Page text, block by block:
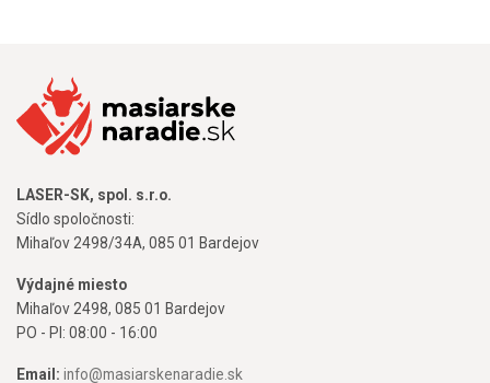
LASER-SK, spol. s.r.o.
Sídlo spoločnosti:
Mihaľov 2498/34A, 085 01 Bardejov
Výdajné miesto
Mihaľov 2498, 085 01 Bardejov
PO - PI: 08:00 - 16:00
Email: info@masiarskenaradie.sk